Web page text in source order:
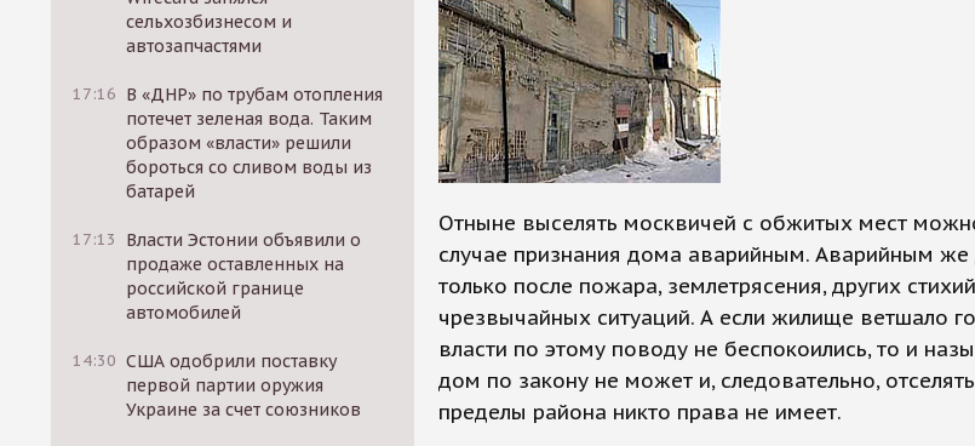
сельхозбизнесом и
автозапчастями
17:16 В «ДНР» по трубам отопления
потечет зеленая вода. Таким
образом «власти» решили
бороться со сливом воды из
батарей
17:13
Власти Эстонии объявили о
продаже оставленных на
российской границе
автомобилей
14:30 США одобрили поставку
первой партии оружия
Украине за счет союзников
Отныне выселять москвичей с обжитых мест
случае признания дома аварийным. Аварийным
только после пожара, землетрясения, других
чрезвычайных ситуаций. А если жилище ветшало
власти по этому поводу не беспокоились, то и
дом по закону не может и, следовательно,
пределы района никто права не имеет.